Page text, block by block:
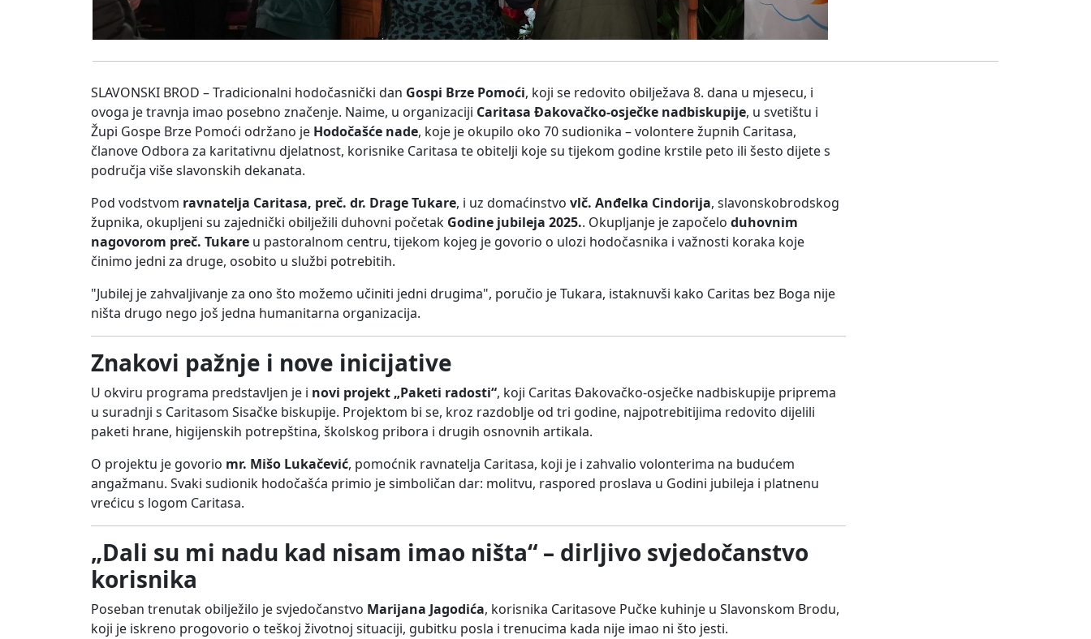
SLAVONSKI BROD – Tradicionalni hodočasnički dan Gospi Brze Pomoći, koji se redovito obilježava 8. dana u mjesecu, i
ovoga je travnja imao posebno značenje. Naime, u organizaciji Caritasa Đakovačko-osječke nadbiskupije, u svetištu i
Župi Gospe Brze Pomoći održano je Hodočašće nade, koje je okupilo oko 70 sudionika – volontere župnih Caritasa,
članove Odbora za karitativnu djelatnost, korisnike Caritasa te obitelji koje su tijekom godine krstile peto ili šesto dijete s
područja više slavonskih dekanata.
Pod vodstvom ravnatelja Caritasa, preč. dr. Drage Tukare, i uz domaćinstvo vlč. Anđelka Cindorija, slavonskobrodskog
župnika, okupljeni su zajednički obilježili duhovni početak Godine jubileja 2025.. Okupljanje je započelo duhovnim
nagovorom preč. Tukare u pastoralnom centru, tijekom kojeg je govorio o ulozi hodočasnika i važnosti koraka koje
činimo jedni za druge, osobito u službi potrebitih.
"Jubilej je zahvaljivanje za ono što možemo učiniti jedni drugima", poručio je Tukara, istaknuvši kako Caritas bez Boga nije
ništa drugo nego još jedna humanitarna organizacija.
Znakovi pažnje i nove inicijative
U okviru programa predstavljen je i novi projekt „Paketi radosti“, koji Caritas Đakovačko-osječke nadbiskupije priprema
u suradnji s Caritasom Sisačke biskupije. Projektom bi se, kroz razdoblje od tri godine, najpotrebitijima redovito dijelili
paketi hrane, higijenskih potrepština, školskog pribora i drugih osnovnih artikala.
O projektu je govorio mr. Mišo Lukačević, pomoćnik ravnatelja Caritasa, koji je i zahvalio volonterima na budućem
angažmanu. Svaki sudionik hodočašća primio je simboličan dar: molitvu, raspored proslava u Godini jubileja i platnenu
vrećicu s logom Caritasa.
„Dali su mi nadu kad nisam imao ništa“ – dirljivo svjedočanstvo
korisnika
Poseban trenutak obilježilo je svjedočanstvo Marijana Jagodića, korisnika Caritasove Pučke kuhinje u Slavonskom Brodu,
koji je iskreno progovorio o teškoj životnoj situaciji, gubitku posla i trenucima kada nije imao ni što jesti.